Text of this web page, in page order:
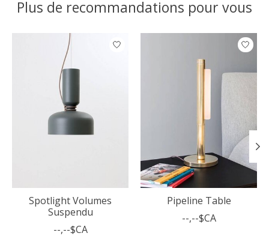
Plus de recommandations pour vous
Articles du carrousel de produits
Spotlight Volumes
Suspendu
--,--$CA
Pipeline Table
--,--$CA